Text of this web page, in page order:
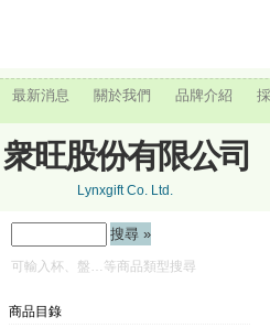
最新消息 關於我們 品牌介紹
衆旺股份有限公司
Lynxgift Co. Ltd.
可輸入杯、盤…等商品類型搜尋
商品目錄